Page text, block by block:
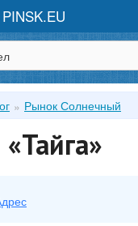
Рынок Солнечный